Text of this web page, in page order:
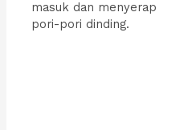
masuk dan menyerap
pori-pori dinding.